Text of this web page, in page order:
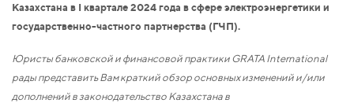
Казахстана в I квартале 2024 года в сфере электроэнергетики и
государственно-частного партнерства (ГЧП).
Юристы банковской и финансовой практики GRATA International
рады представить Вам краткий обзор основных изменений и/или
дополнений в законодательство Казахстана в